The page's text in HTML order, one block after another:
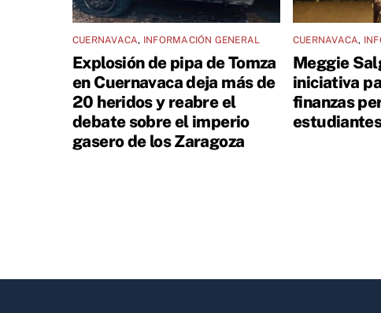
CUERNAVACA, INFORMACIÓN GENERAL
Explosión de pipa de Tomza
en Cuernavaca deja más de
20 heridos y reabre el
debate sobre el imperio
gasero de los Zaragoza
CUERNAVACA,
Meggie
iniciativa
finanzas